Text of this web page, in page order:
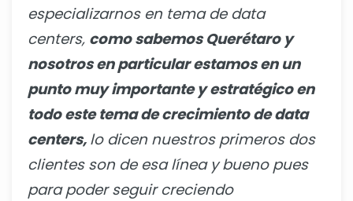
especializarnos en tema de data
centers, como sabemos Querétaro y
nosotros en particular estamos en un
punto muy importante y estratégico en
todo este tema de crecimiento de data
centers, lo dicen nuestros primeros dos
clientes son de esa línea y bueno pues
para poder seguir creciendo